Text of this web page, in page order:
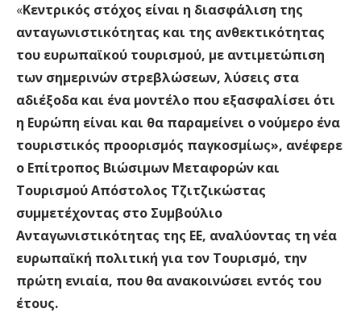
«Κεντρικός στόχος είναι η διασφάλιση της
ανταγωνιστικότητας και της ανθεκτικότητας
του ευρωπαϊκού τουρισμού, με αντιμετώπιση
των σημερινών στρεβλώσεων, λύσεις στα
αδιέξοδα και ένα μοντέλο που εξασφαλίσει ότι
η Ευρώπη είναι και θα παραμείνει ο νούμερο ένα
τουριστικός προορισμός παγκοσμίως», ανέφερε
ο Επίτροπος Βιώσιμων Μεταφορών και
Τουρισμού Απόστολος Τζιτζικώστας
συμμετέχοντας στο Συμβούλιο
Ανταγωνιστικότητας της ΕΕ, αναλύοντας τη νέα
ευρωπαϊκή πολιτική για τον Τουρισμό, την
πρώτη ενιαία, που θα ανακοινώσει εντός του
έτους.